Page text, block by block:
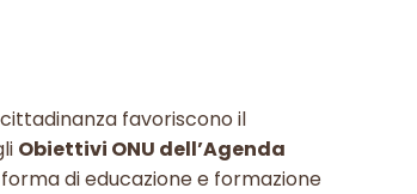
favoriscono il
Obiettivi ONU dell’Agenda
di educazione e formazione